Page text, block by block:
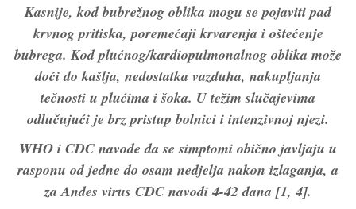
Kasnije, kod bubrežnog oblika mogu se pojaviti pad
krvnog pritiska, poremećaji krvarenja i oštećenje
bubrega. Kod plućnog/kardiopulmonalnog oblika može
doći do kašlja, nedostatka vazduha, nakupljanja
tečnosti u plućima i šoka. U težim slučajevima
odlučujući je brz pristup bolnici i intenzivnoj njezi.
WHO i CDC navode da se simptomi obično javljaju u
rasponu od jedne do osam nedjelja nakon izlaganja, a
za Andes virus CDC navodi 4-42 dana [1, 4].